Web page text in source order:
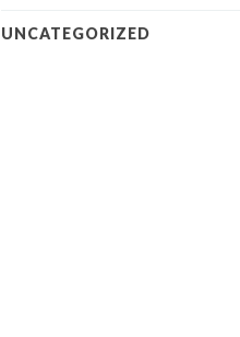
UNCATEGORIZED